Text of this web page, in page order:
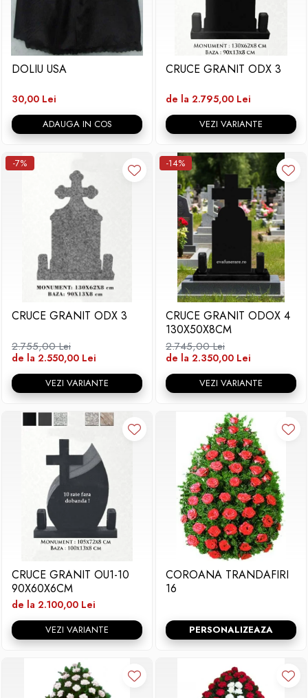
DOLIU USA
30,00 Lei
ADAUGA IN COS
CRUCE GRANIT ODX 3
de la 2.795,00 Lei
VEZI VARIANTE
-7%
CRUCE GRANIT ODX 3
2.755,00 Lei
de la 2.550,00 Lei
VEZI VARIANTE
-14%
CRUCE GRANIT ODOX 4
130X50X8CM
2.745,00 Lei
de la 2.350,00 Lei
VEZI VARIANTE
CRUCE GRANIT OU1-10
90X60X6CM
de la 2.100,00 Lei
VEZI VARIANTE
COROANA TRANDAFIRI
16
PERSONALIZEAZA